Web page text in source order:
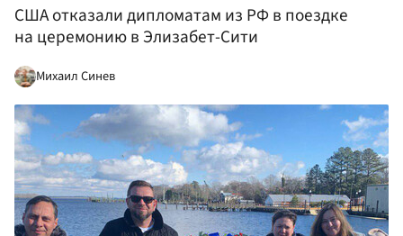
США отказали дипломатам из РФ в поездке
на церемонию в Элизабет-Сити
Михаил Синев